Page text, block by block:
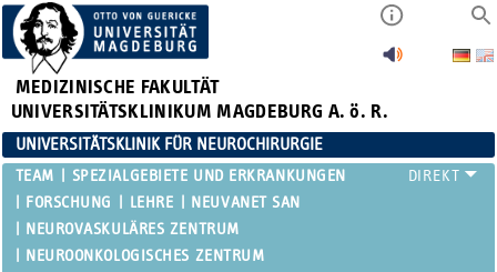
MEDIZINISCHE FAKULTÄT
UNIVERSITÄTSKLINIKUM MAGDEBURG A. ö. R.
UNIVERSITÄTSKLINIK FÜR NEUROCHIRURGIE
TEAM
SPEZIALGEBIETE UND ERKRANKUNGEN
FORSCHUNG
LEHRE
NEUVANET SAN
NEUROVASKULÄRES ZENTRUM
NEUROONKOLOGISCHES ZENTRUM